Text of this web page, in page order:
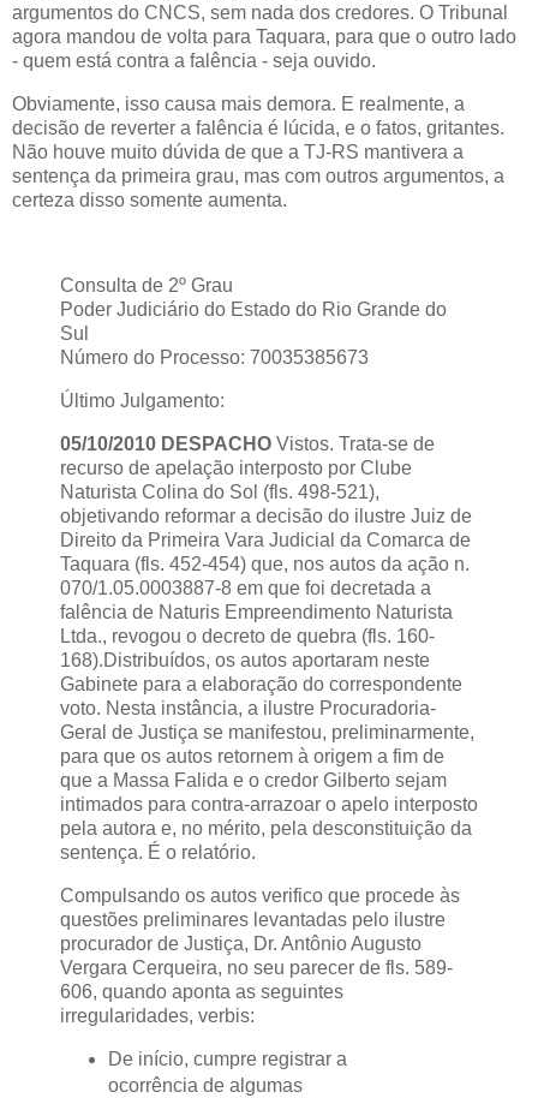
argumentos do CNCS, sem nada dos credores. O Tribunal
agora mandou de volta para Taquara, para que o outro lado
- quem está contra a falência - seja ouvido.
Obviamente, isso causa mais demora. E realmente, a
decisão de reverter a falência é lúcida, e o fatos, gritantes.
Não houve muito dúvida de que a TJ-RS mantivera a
sentença da primeira grau, mas com outros argumentos, a
certeza disso somente aumenta.
Consulta de 2º Grau
Poder Judiciário do Estado do Rio Grande do
Sul
Número do Processo: 70035385673
Último Julgamento:
05/10/2010 DESPACHO Vistos. Trata-se de
recurso de apelação interposto por Clube
Naturista Colina do Sol (fls. 498-521),
objetivando reformar a decisão do ilustre Juiz de
Direito da Primeira Vara Judicial da Comarca de
Taquara (fls. 452-454) que, nos autos da ação n.
070/1.05.0003887-8 em que foi decretada a
falência de Naturis Empreendimento Naturista
Ltda., revogou o decreto de quebra (fls. 160-
168).Distribuídos, os autos aportaram neste
Gabinete para a elaboração do correspondente
voto. Nesta instância, a ilustre Procuradoria-
Geral de Justiça se manifestou, preliminarmente,
para que os autos retornem à origem a fim de
que a Massa Falida e o credor Gilberto sejam
intimados para contra-arrazoar o apelo interposto
pela autora e, no mérito, pela desconstituição da
sentença. É o relatório.
Compulsando os autos verifico que procede às
questões preliminares levantadas pelo ilustre
procurador de Justiça, Dr. Antônio Augusto
Vergara Cerqueira, no seu parecer de fls. 589-
606, quando aponta as seguintes
irregularidades, verbis:
De início, cumpre registrar a
ocorrência de algumas